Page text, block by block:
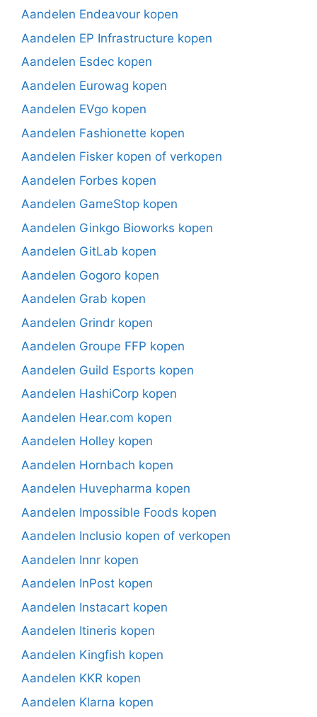
Aandelen Endeavour kopen
Aandelen EP Infrastructure kopen
Aandelen Esdec kopen
Aandelen Eurowag kopen
Aandelen EVgo kopen
Aandelen Fashionette kopen
Aandelen Fisker kopen of verkopen
Aandelen Forbes kopen
Aandelen GameStop kopen
Aandelen Ginkgo Bioworks kopen
Aandelen GitLab kopen
Aandelen Gogoro kopen
Aandelen Grab kopen
Aandelen Grindr kopen
Aandelen Groupe FFP kopen
Aandelen Guild Esports kopen
Aandelen HashiCorp kopen
Aandelen Hear.com kopen
Aandelen Holley kopen
Aandelen Hornbach kopen
Aandelen Huvepharma kopen
Aandelen Impossible Foods kopen
Aandelen Inclusio kopen of verkopen
Aandelen Innr kopen
Aandelen InPost kopen
Aandelen Instacart kopen
Aandelen Itineris kopen
Aandelen Kingfish kopen
Aandelen KKR kopen
Aandelen Klarna kopen